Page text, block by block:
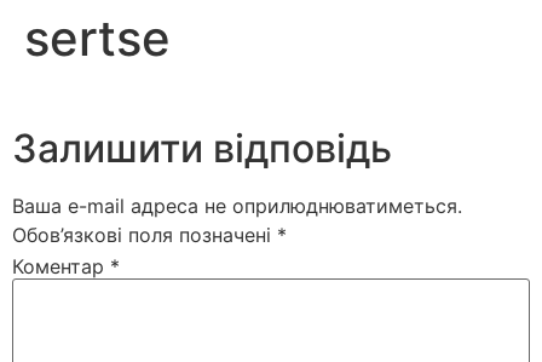
sertse
Залишити відповідь
Ваша e-mail адреса не оприлюднюватиметься.
Обов’язкові поля позначені *
Коментар *